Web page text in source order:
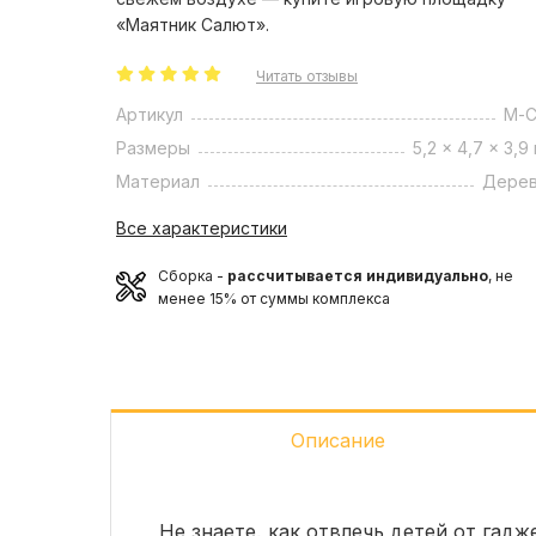
«Маятник Салют».
Читать отзывы
Артикул
М-
Размеры
5,2 x 4,7 x 3,9
Материал
Все характеристики
Сборка - рассчитывается индивидуально, не
менее 15% от суммы комплекса
Описание
Не знаете, как отвлечь детей от
•Игровая башня в виде мельницы